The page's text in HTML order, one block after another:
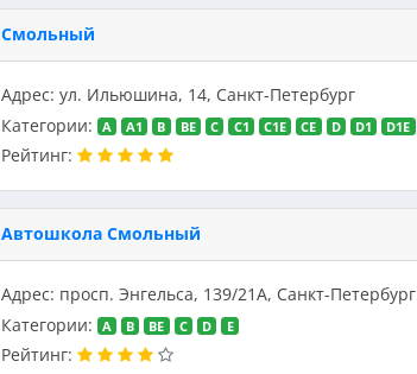
Смольный
Адрес: ул. Ильюшина, 14, Санкт-Петербург
Категории:
A A1 B BE C C1 C1E CE D D1 D1E
Рейтинг:
Автошкола Смольный
Адрес: просп. Энгельса, 139/21А, Санкт-Петербург
Категории:
A B BE C D E
Рейтинг: